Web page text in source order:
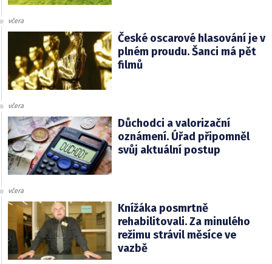
včera
České oscarové hlasování je v
plném proudu. Šanci má pět
filmů
včera
Důchodci a valorizační
oznámení. Úřad připomněl
svůj aktuální postup
včera
Knížáka posmrtně
rehabilitovali. Za minulého
režimu strávil měsíce ve
vazbě